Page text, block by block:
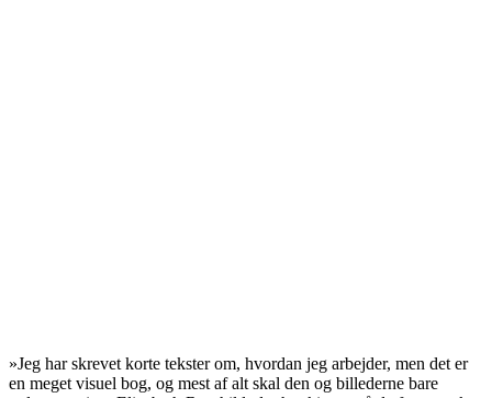
»Jeg har skrevet korte tekster om, hvordan jeg arbejder, men det er
en meget visuel bog, og mest af alt skal den og billederne bare